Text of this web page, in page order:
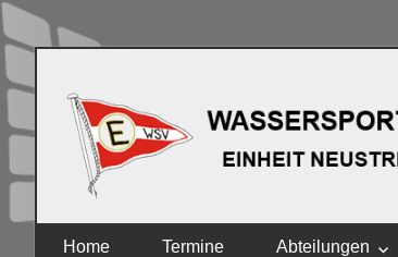
Inhalt
springen
Home Termine Abteilungen